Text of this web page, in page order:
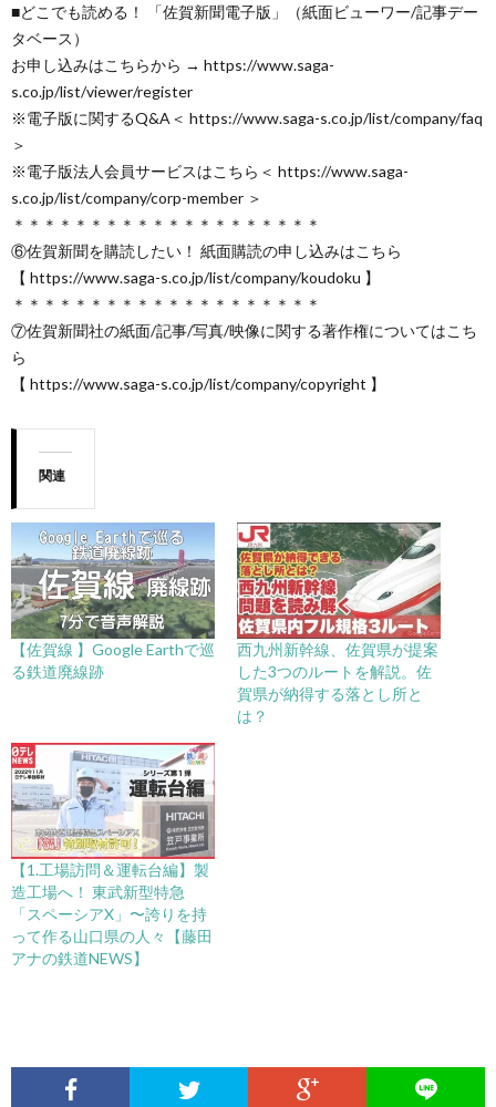
■どこでも読める！ 「佐賀新聞電子版」（紙面ビューワー/記事デー
タベース）
お申し込みはこちらから → https://www.saga-
s.co.jp/list/viewer/register
※電子版に関するQ&A＜ https://www.saga-s.co.jp/list/company/faq
＞
※電子版法人会員サービスはこちら＜ https://www.saga-
s.co.jp/list/company/corp-member ＞
＊＊＊＊＊＊＊＊＊＊＊＊＊＊＊＊＊＊＊＊
⑥佐賀新聞を購読したい！ 紙面購読の申し込みはこちら
【 https://www.saga-s.co.jp/list/company/koudoku 】
＊＊＊＊＊＊＊＊＊＊＊＊＊＊＊＊＊＊＊＊
⑦佐賀新聞社の紙面/記事/写真/映像に関する著作権についてはこち
ら
【 https://www.saga-s.co.jp/list/company/copyright 】
関連
【佐賀線 】Google Earthで巡
る鉄道廃線跡
西九州新幹線、佐賀県が提案
した3つのルートを解説。佐
賀県が納得する落とし所と
は？
【1.工場訪問＆運転台編】製
造工場へ！ 東武新型特急
「スペーシアX」〜誇りを持
って作る山口県の人々【藤田
アナの鉄道NEWS】